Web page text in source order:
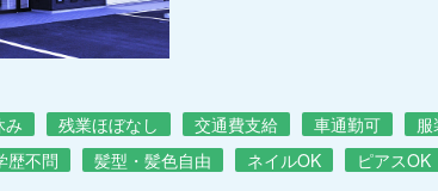
み 残業ほぼなし 交通費支給 車通勤可 服
歴不問 髪型・髪色自由 ネイルOK ピアスOK